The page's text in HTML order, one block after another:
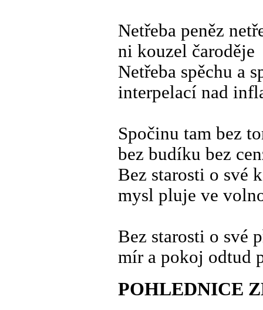
Netřeba peněz
ni kouzel čaroděje
Netřeba spěchu a
interpelací nad
Spočinu tam bez
bez budíku bez
Bez starosti o své
mysl pluje ve
Bez starosti o své
mír a pokoj odtud
POHLEDNICE